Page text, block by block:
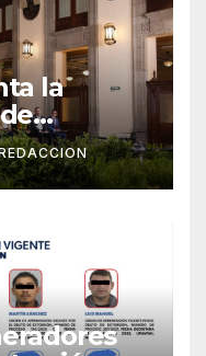
la
se
y se
de